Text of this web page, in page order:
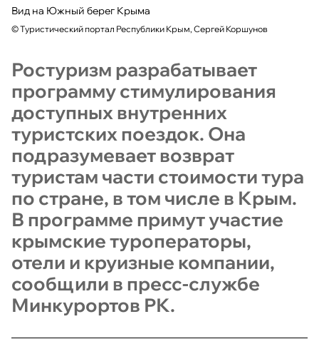
Вид на Южный берег Крыма
©Туристический портал Республики Крым, Сергей Коршунов
Ростуризм разрабатывает
программу стимулирования
доступных внутренних
туристских поездок. Она
подразумевает возврат
туристам части стоимости тура
по стране, в том числе в Крым.
В программе примут участие
крымские туроператоры,
отели и круизные компании,
сообщили в пресс-службе
Минкурортов РК.